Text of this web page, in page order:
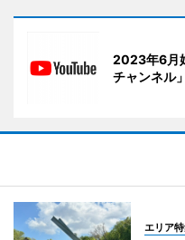
2023年6月
チャンネル」
エリア